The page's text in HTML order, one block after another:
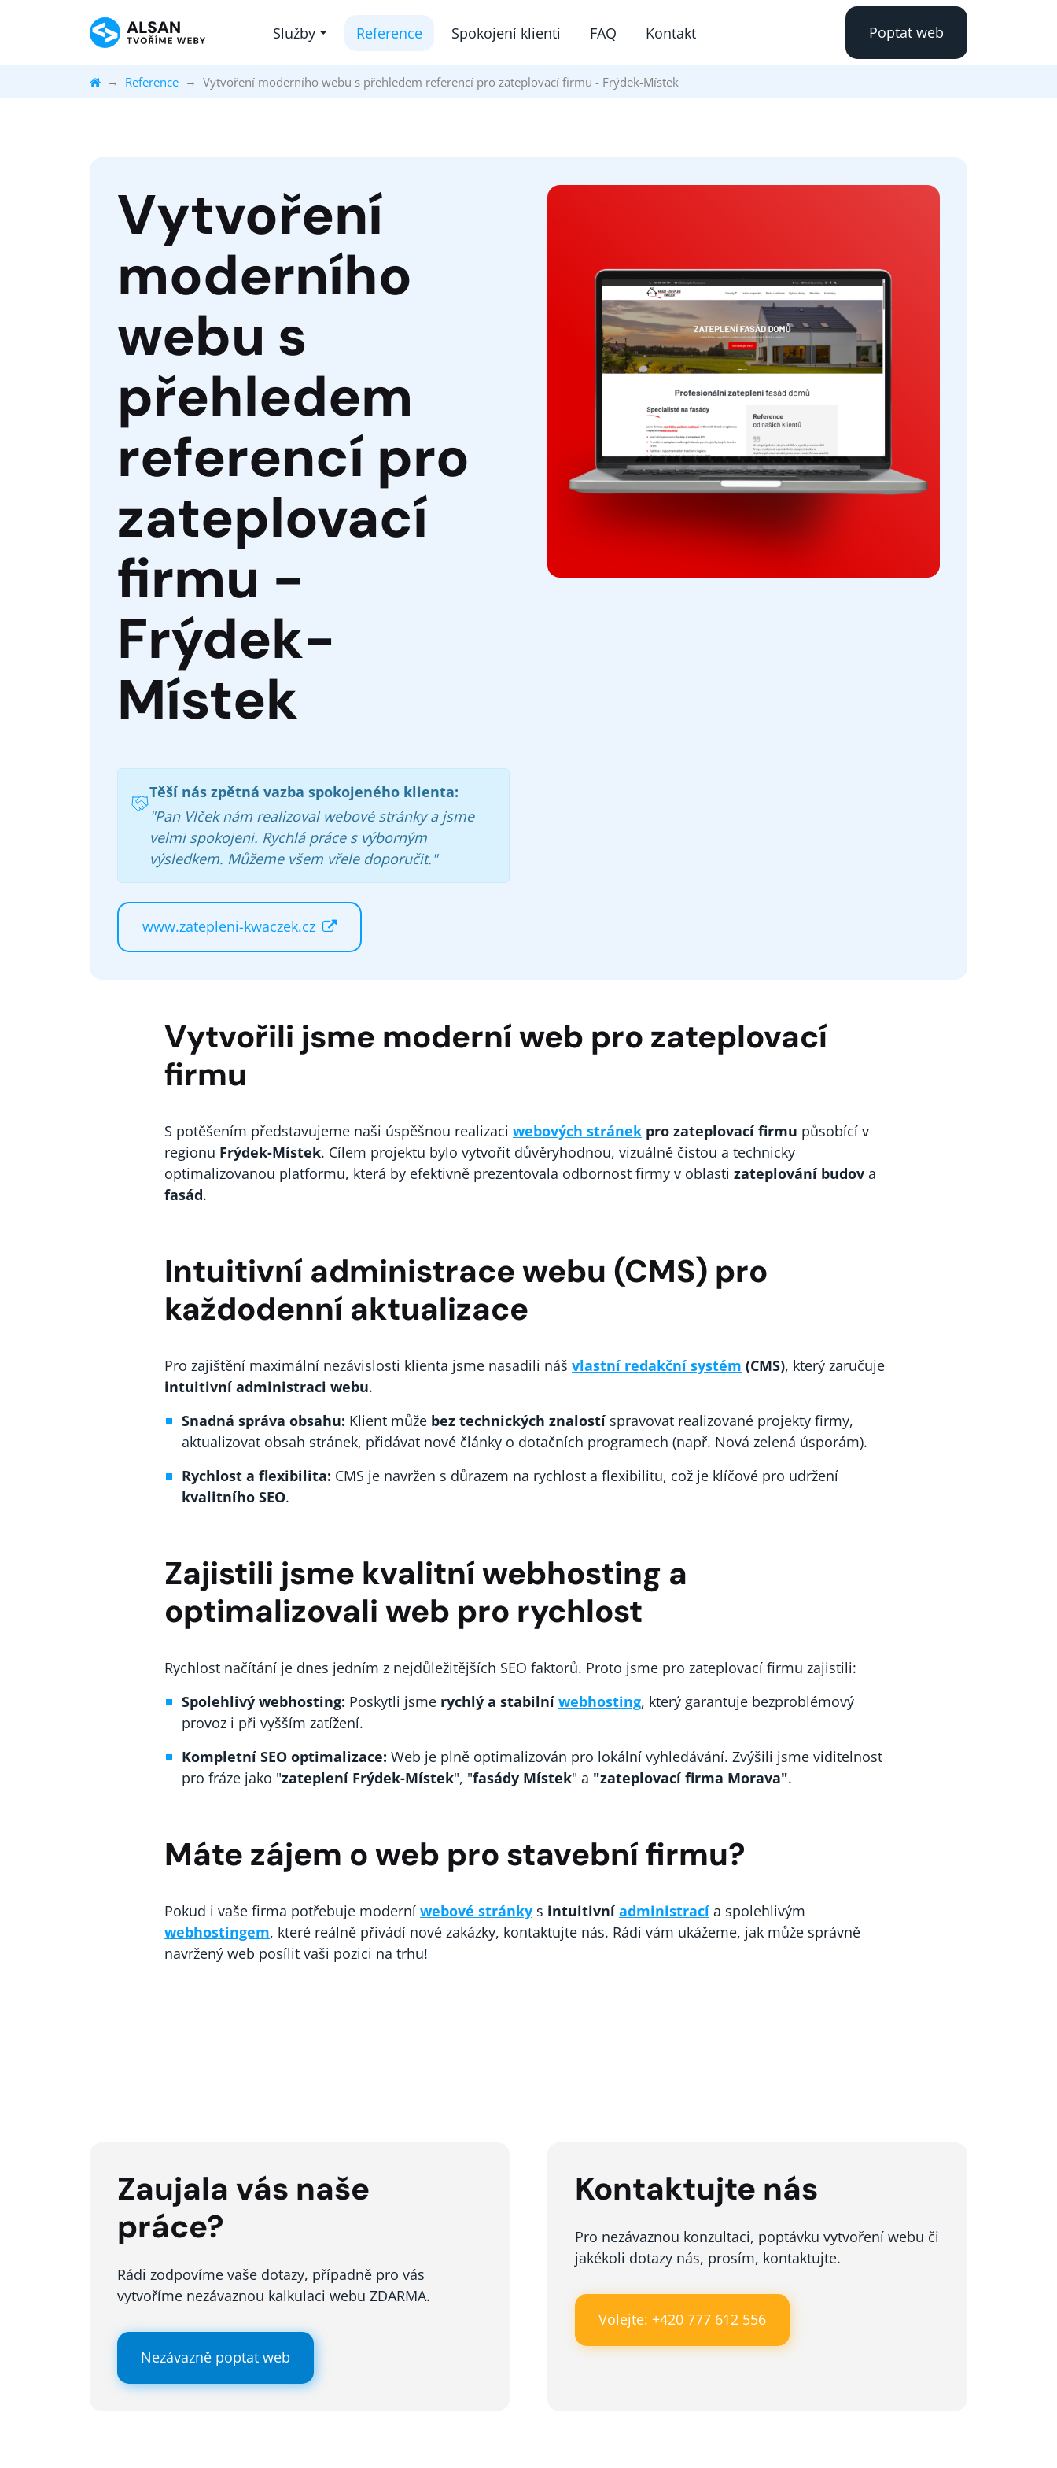
Služby Reference Spokojení klienti FAQ Kontakt Poptat web
Reference Vytvoření moderního webu s přehledem referencí pro zateplovací firmu - Frýdek-Místek
Vytvoření
moderního
webu s
přehledem
referencí pro
zateplovací
firmu -
Frýdek-
Místek
Těší nás zpětná vazba spokojeného klienta:
"Pan Vlček nám realizoval webové stránky a jsme
velmi spokojeni. Rychlá práce s výborným
výsledkem. Můžeme všem vřele doporučit."
www.zatepleni-kwaczek.cz
Vytvořili jsme moderní web pro zateplovací
firmu
S potěšením představujeme naši úspěšnou realizaci webových stránek pro zateplovací firmu působící v
regionu Frýdek-Místek. Cílem projektu bylo vytvořit důvěryhodnou, vizuálně čistou a technicky
optimalizovanou platformu, která by efektivně prezentovala odbornost firmy v oblasti zateplování budov a
fasád.
Intuitivní administrace webu (CMS) pro
každodenní aktualizace
Pro zajištění maximální nezávislosti klienta jsme nasadili náš vlastní redakční systém (CMS), který zaručuje
intuitivní administraci webu.
Snadná správa obsahu: Klient může bez technických znalostí spravovat realizované projekty firmy,
aktualizovat obsah stránek, přidávat nové články o dotačních programech (např. Nová zelená úsporám).
Rychlost a flexibilita: CMS je navržen s důrazem na rychlost a flexibilitu, což je klíčové pro udržení
kvalitního SEO.
Zajistili jsme kvalitní webhosting a
optimalizovali web pro rychlost
Rychlost načítání je dnes jedním z nejdůležitějších SEO faktorů. Proto jsme pro zateplovací firmu zajistili:
Spolehlivý webhosting: Poskytli jsme rychlý a stabilní webhosting, který garantuje bezproblémový
provoz i při vyšším zatížení.
Kompletní SEO optimalizace: Web je plně optimalizován pro lokální vyhledávání. Zvýšili jsme viditelnost
pro fráze jako "zateplení Frýdek-Místek", "fasády Místek" a "zateplovací firma Morava".
Máte zájem o web pro stavební firmu?
Pokud i vaše firma potřebuje moderní webové stránky s intuitivní administrací a spolehlivým
webhostingem, které reálně přivádí nové zakázky, kontaktujte nás. Rádi vám ukážeme, jak může správně
navržený web posílit vaši pozici na trhu!
Zaujala vás naše
práce?
Rádi zodpovíme vaše dotazy, případně pro vás
vytvoříme nezávaznou kalkulaci webu ZDARMA.
Nezávazně poptat web
Kontaktujte nás
Pro nezávaznou konzultaci, poptávku vytvoření webu či
jakékoli dotazy nás, prosím, kontaktujte.
Volejte: +420 777 612 556